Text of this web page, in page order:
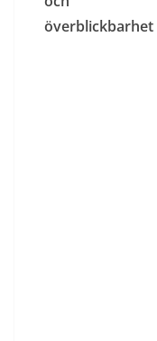
överblickbarhet